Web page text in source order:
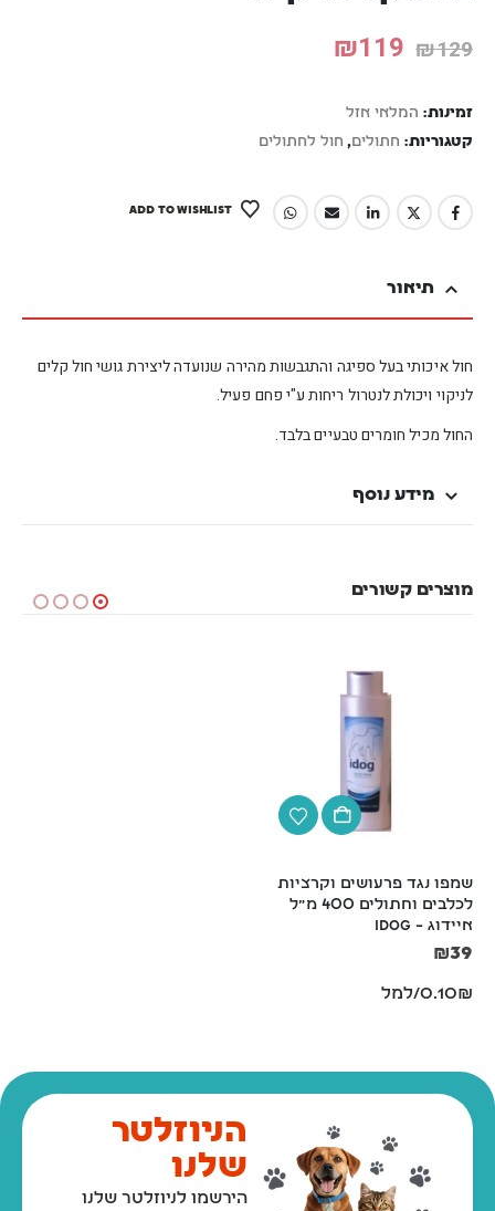
₪129
₪119
זמינות: המלאי אזל
קטגוריות: חתולים, חול לחתולים
ADD TO WISHLIST
תיאור
חול איכותי בעל ספיגה והתגבשות מהירה שנועדה ליצירת גושי חול קלים
לניקוי ויכולת לנטרול ריחות ע"י פחם פעיל.
החול מכיל חומרים טבעיים בלבד.
מידע נוסף
מוצרים קשורים
שמפו נגד פרעושים וקרציות
לכלבים וחתולים 400 מ"ל
איידוג – iDog
₪39
0.10₪/למל
הניוזלטר
שלנו
הירשמו לניוזלטר שלנו